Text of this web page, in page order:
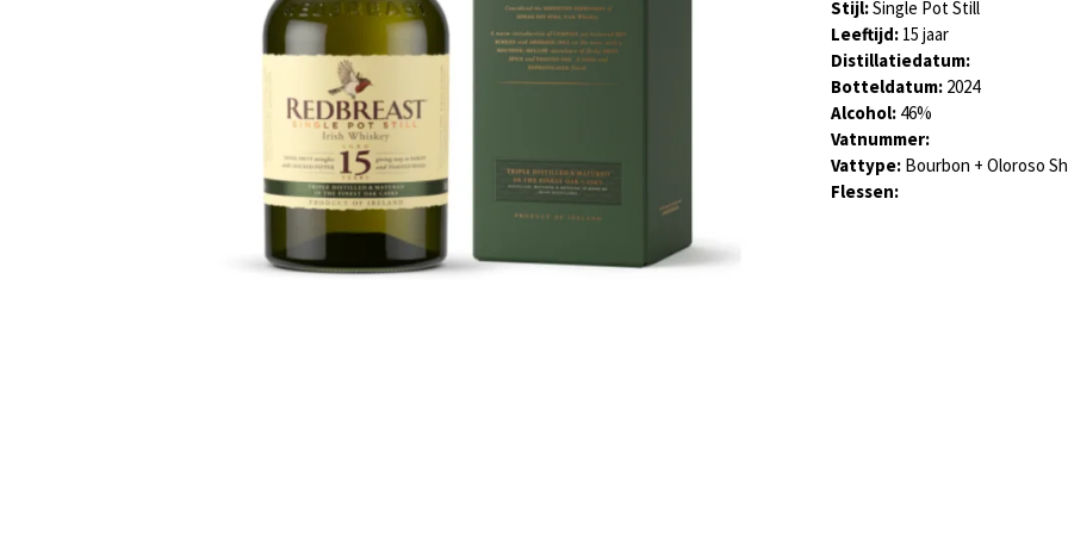
Stijl:Single Pot Still
Leeftijd: 15 jaar
Distillatiedatum:
Botteldatum: 2024
Alcohol: 46%
Vatnummer:
Vattype: Bourbon + Oloroso
Flessen: